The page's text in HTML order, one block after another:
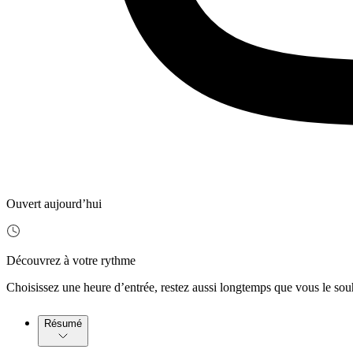
Ouvert aujourd’hui
Découvrez à votre rythme
Choisissez une heure d’entrée, restez aussi longtemps que vous le
Résumé